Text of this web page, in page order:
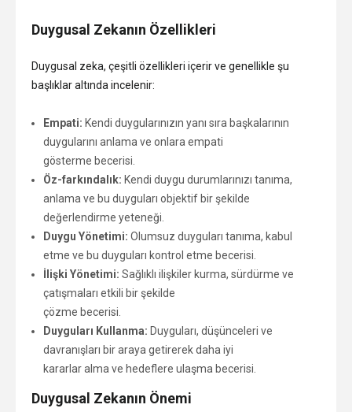
Duygusal Zekanın Özellikleri
Duygusal zeka, çeşitli özellikleri içerir ve genellikle şu
başlıklar altında incelenir:
ankara
escort
Ankara
grup
escort
Çankaya
sakso
çeken
escort
Empati: Kendi duygularınızın yanı sıra başkalarının
duygularını anlama ve onlara empati
gösterme becerisi.
Öz-farkındalık: Kendi duygu durumlarınızı tanıma,
anlama ve bu duyguları objektif bir şekilde
değerlendirme yeteneği.
Duygu Yönetimi: Olumsuz duyguları tanıma, kabul
etme ve bu duyguları kontrol etme becerisi.
İlişki Yönetimi: Sağlıklı ilişkiler kurma, sürdürme ve
çatışmaları etkili bir şekilde
çözme becerisi.
Duyguları Kullanma: Duyguları, düşünceleri ve
davranışları bir araya getirerek daha iyi
kararlar alma ve hedeflere ulaşma becerisi.
Duygusal Zekanın Önemi